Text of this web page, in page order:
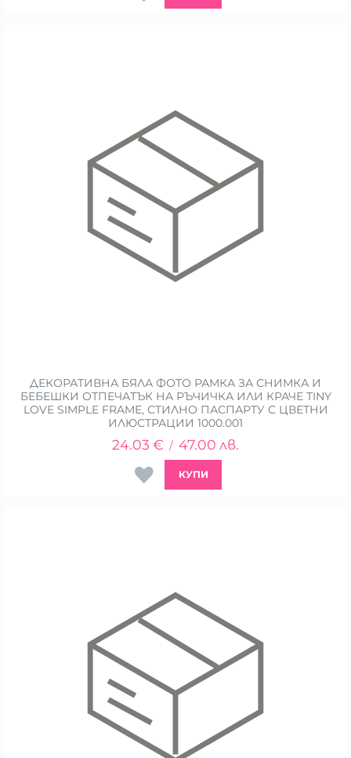
ДЕКОРАТИВНА БЯЛА ФОТО РАМКА ЗА СНИМКА И
БЕБЕШКИ ОТПЕЧАТЪК НА РЪЧИЧКА ИЛИ КРАЧЕ TINY
LOVE SIMPLE FRAME, СТИЛНО ПАСПАРТУ С ЦВЕТНИ
ИЛЮСТРАЦИИ 1000.001
24.03 € / 47.00 лв.
КУПИ